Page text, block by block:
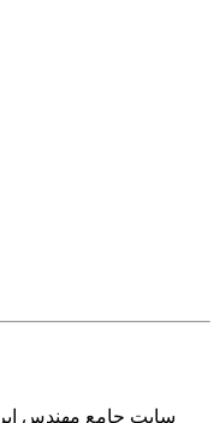
سایت جامع مهندس